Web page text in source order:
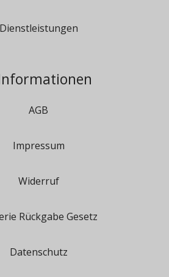
Dienstleistungen
AGB
Impressum
Widerruf
Rückgabe Gesetz
Datenschutz